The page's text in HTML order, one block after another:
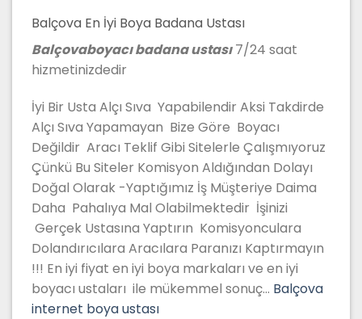
Balçova En İyi Boya Badana Ustası
Balçovaboyacı badana ustası 7/24 saat
hizmetinizdedir
İyi Bir Usta Alçı Sıva Yapabilendir Aksi Takdirde
Alçı Sıva Yapamayan Bize Göre Boyacı
Değildir Aracı Teklif Gibi Sitelerle Çalışmıyoruz
Çünkü Bu Siteler Komisyon Aldığından Dolayı
Doğal Olarak -Yaptığımız İş Müşteriye Daima
Daha Pahalıya Mal Olabilmektedir İşinizi
Gerçek Ustasına Yaptırın Komisyonculara
Dolandırıcılara Aracılara Paranızı Kaptırmayın
!!! En iyi fiyat en iyi boya markaları ve en iyi
boyacı ustaları ile mükemmel sonuç… Balçova
internet boya ustası